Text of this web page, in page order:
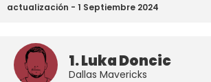
actualización - 1 Septiembre 2024
1. Luka Doncic
Dallas Mavericks